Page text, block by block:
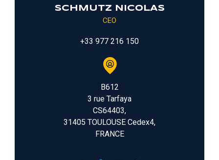
SCHMUTZ NICOLAS
CEO
+33 977 216 150
B612
3 rue Tarfaya
CS64403,
31405 TOULOUSE Cedex4,
FRANCE